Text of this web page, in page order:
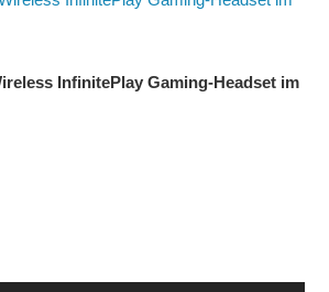
InfinitePlay Gaming-Headset im